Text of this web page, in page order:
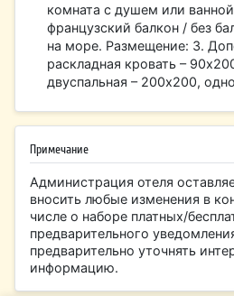
комната с душем или
французский балкон / без
на море. Размещение: 3.
раскладная кровать –
двуспальная – 200х200,
Примечание
Администрация отеля
вносить любые изменения в
числе о наборе платных/
предварительного
предварительно уточнять
информацию.